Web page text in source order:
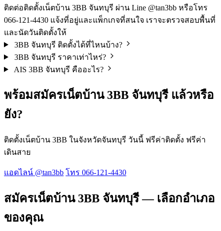
ติดต่อติดตั้งเน็ตบ้าน 3BB จันทบุรี ผ่าน Line @tan3bb หรือโทร
066-121-4430 แจ้งที่อยู่และแพ็กเกจที่สนใจ เราจะตรวจสอบพื้นที่
และนัดวันติดตั้งให้
3BB จันทบุรี ติดตั้งได้ที่ไหนบ้าง?
3BB จันทบุรี ราคาเท่าไหร่?
AIS 3BB จันทบุรี คืออะไร?
พร้อมสมัครเน็ตบ้าน 3BB จันทบุรี แล้วหรือ
ยัง?
ติดตั้งเน็ตบ้าน 3BB ในจังหวัดจันทบุรี วันนี้ ฟรีค่าติดตั้ง ฟรีค่า
เดินสาย
แอดไลน์ @tan3bb โทร 066-121-4430
สมัครเน็ตบ้าน 3BB จันทบุรี — เลือกอำเภอ
ของคุณ